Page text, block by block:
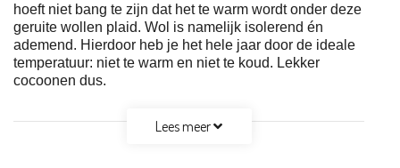
hoeft niet bang te zijn dat het te warm wordt onder deze
geruite wollen plaid. Wol is namelijk isolerend én
ademend. Hierdoor heb je het hele jaar door de ideale
temperatuur: niet te warm en niet te koud. Lekker
cocoonen dus.
Lees meer